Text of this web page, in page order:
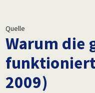
Quelle
Warum die
2009)